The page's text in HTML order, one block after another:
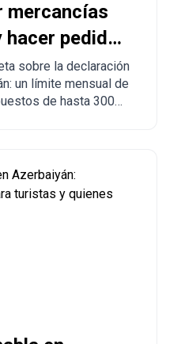
mercancías
pedidos
sobre la declaración
un límite mensual de
de hasta 300
otros países a